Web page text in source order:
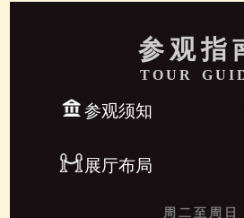
参观指
TOUR
参观须知
展厅布局
周二至周日